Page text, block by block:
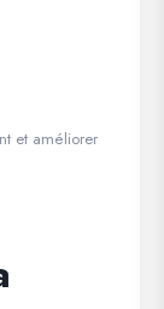
et améliorer